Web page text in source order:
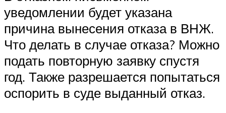
уведомлении будет указана
причина вынесения отказа в ВНЖ.
Что делать в случае отказа? Можно
подать повторную заявку спустя
год. Также разрешается попытаться
оспорить в суде выданный отказ.